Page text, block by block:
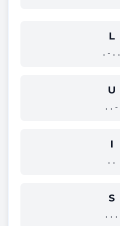
L
.-..
U
..-
I
..
S
...